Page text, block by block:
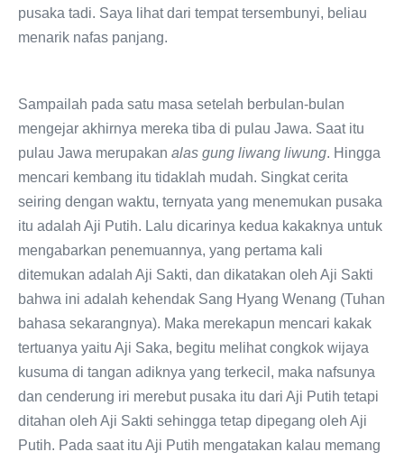
pusaka tadi. Saya lihat dari tempat tersembunyi, beliau
menarik nafas panjang.
Sampailah pada satu masa setelah berbulan-bulan
mengejar akhirnya mereka tiba di pulau Jawa. Saat itu
pulau Jawa merupakan alas gung liwang liwung. Hingga
mencari kembang itu tidaklah mudah. Singkat cerita
seiring dengan waktu, ternyata yang menemukan pusaka
itu adalah Aji Putih. Lalu dicarinya kedua kakaknya untuk
mengabarkan penemuannya, yang pertama kali
ditemukan adalah Aji Sakti, dan dikatakan oleh Aji Sakti
bahwa ini adalah kehendak Sang Hyang Wenang (Tuhan
bahasa sekarangnya). Maka merekapun mencari kakak
tertuanya yaitu Aji Saka, begitu melihat congkok wijaya
kusuma di tangan adiknya yang terkecil, maka nafsunya
dan cenderung iri merebut pusaka itu dari Aji Putih tetapi
ditahan oleh Aji Sakti sehingga tetap dipegang oleh Aji
Putih. Pada saat itu Aji Putih mengatakan kalau memang